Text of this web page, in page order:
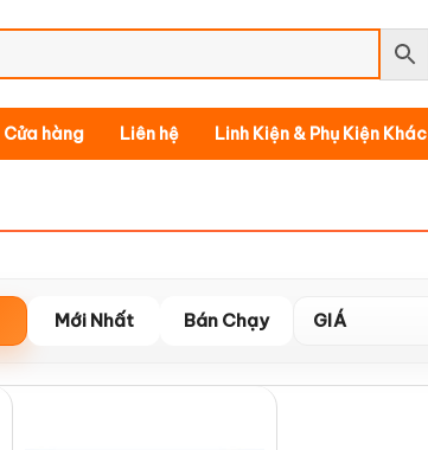
Cửa hàng Liên hệ Linh Kiện & Phụ Kiện Khác
Mới Nhất Bán Chạy GIÁ